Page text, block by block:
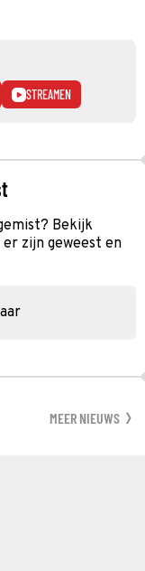
STREAMEN
Bekijk
zijn geweest en
MEER NIEUWS